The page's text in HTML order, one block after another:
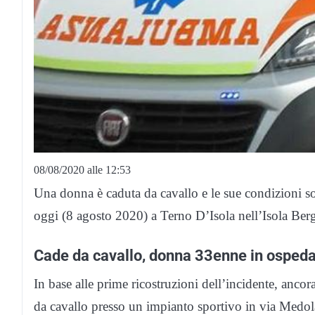
08/08/2020 alle 12:53
Una donna è caduta da cavallo e le sue condizioni
oggi (8 agosto 2020) a Terno D’Isola nell’Isola
Cade da cavallo, donna 33enne in
In base alle prime ricostruzioni dell’incidente,
da cavallo presso un impianto sportivo in via